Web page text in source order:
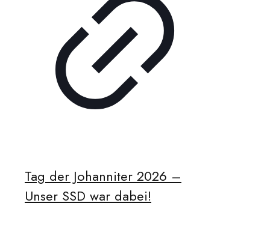
Tag der Johanniter 2026 –
Unser SSD war dabei!